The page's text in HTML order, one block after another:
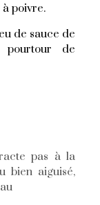
poivre.
de sauce de
pourtour de
pas à la
bien aiguisé,